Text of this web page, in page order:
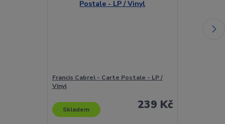
Francis Cabrel - Carte Postale - LP /
Vinyl
239 Kč
Skladem